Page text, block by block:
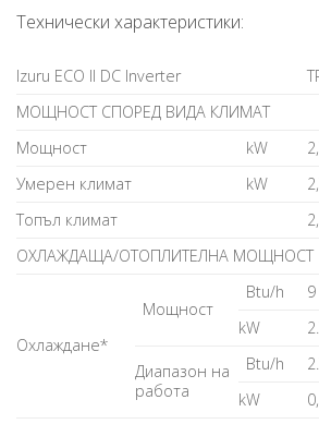
Технически характеристики:
Izuru ECO II DC Inverter
МОЩНОСТ СПОРЕД ВИДА КЛИМАТ
Мощност
kW
Умерен климат
kW
Топъл климат
ОХЛАЖДАЩА/ОТОПЛИТЕЛНА МОЩНОСТ
Охлаждане*
Мощност
Btu/h
kW
Диапазон на
работа
Btu/h
kW